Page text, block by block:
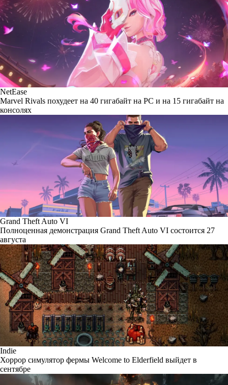
NetEase
Marvel Rivals похудеет на 40 гигабайт на PC и на 15 гигабайт на
консолях
Grand Theft Auto VI
Полноценная демонстрация Grand Theft Auto VI состоится 27
августа
Indie
Хоррор симулятор фермы Welcome to Elderfield выйдет в
сентябре